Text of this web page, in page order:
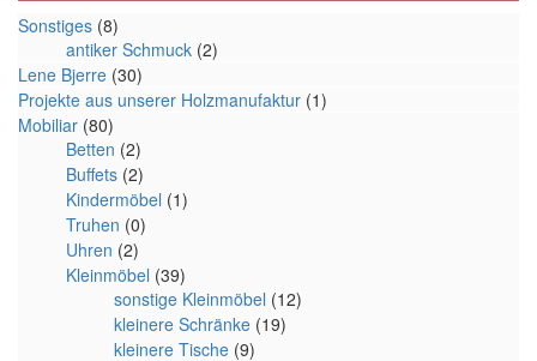
Sonstiges (8)
antiker Schmuck (2)
Lene Bjerre (30)
Projekte aus unserer Holzmanufaktur (1)
Mobiliar (80)
Betten (2)
Buffets (2)
Kindermöbel (1)
Truhen (0)
Uhren (2)
Kleinmöbel (39)
sonstige Kleinmöbel (12)
kleinere Schränke (19)
kleinere Tische (9)